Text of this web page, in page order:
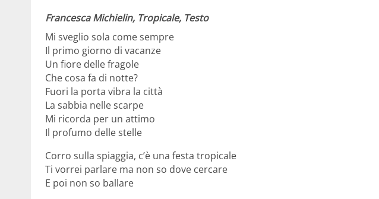
Francesca Michielin, Tropicale, Testo
Mi sveglio sola come sempre
Il primo giorno di vacanze
Un fiore delle fragole
Che cosa fa di notte?
Fuori la porta vibra la città
La sabbia nelle scarpe
Mi ricorda per un attimo
Il profumo delle stelle
Corro sulla spiaggia, c’è una festa tropicale
Ti vorrei parlare ma non so dove cercare
E poi non so ballare